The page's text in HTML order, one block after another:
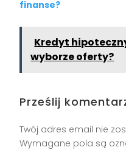
finanse?
Kredyt
wyborze oferty?
Prześlij
Twój adres email nie
Wymagane pola są